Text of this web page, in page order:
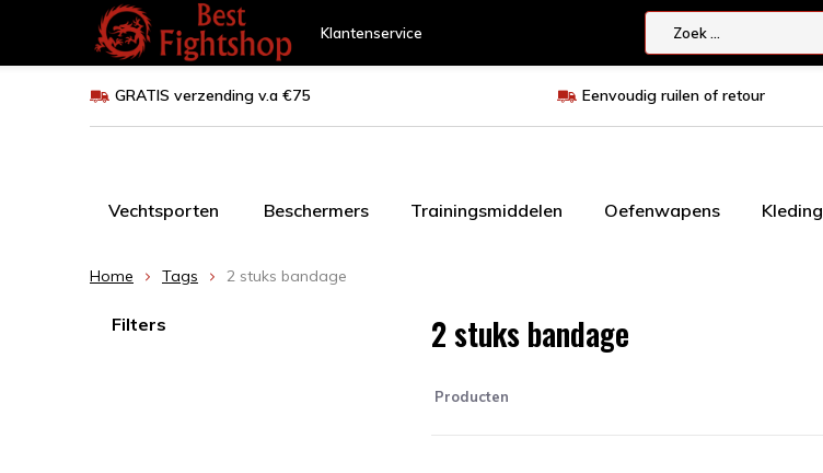
Klantenservice
GRATIS verzending v.a €75 Eenvoudig ruilen of retour
Vechtsporten Beschermers Trainingsmiddelen Oefenwapens Kleding
Home Tags 2 stuks bandage
Filters 2 stuks bandage
Producten